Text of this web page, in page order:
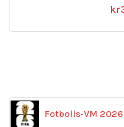
kr
Fotbolls-VM 2026